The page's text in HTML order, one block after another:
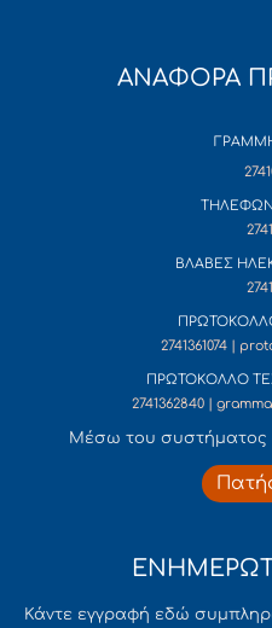
ΑΝΑΦΟΡΑ
ΒΛΑΒΕΣ
2741361074 |
ΠΡΩΤΟΚΟΛΛΟ
2741362840 |
Mέσω του συστήματος
Κάντε εγγραφή εδώ